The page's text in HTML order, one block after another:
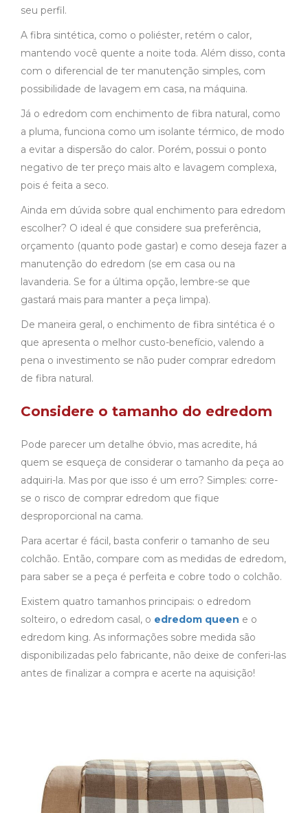
seu perfil.
A fibra sintética, como o poliéster, retém o calor,
mantendo você quente a noite toda. Além disso, conta
com o diferencial de ter manutenção simples, com
possibilidade de lavagem em casa, na máquina.
Já o edredom com enchimento de fibra natural, como
a pluma, funciona como um isolante térmico, de modo
a evitar a dispersão do calor. Porém, possui o ponto
negativo de ter preço mais alto e lavagem complexa,
pois é feita a seco.
Ainda em dúvida sobre qual enchimento para edredom
escolher? O ideal é que considere sua preferência,
orçamento (quanto pode gastar) e como deseja fazer a
manutenção do edredom (se em casa ou na
lavanderia. Se for a última opção, lembre-se que
gastará mais para manter a peça limpa).
De maneira geral, o enchimento de fibra sintética é o
que apresenta o melhor custo-benefício, valendo a
pena o investimento se não puder comprar edredom
de fibra natural.
Considere o tamanho do edredom
Pode parecer um detalhe óbvio, mas acredite, há
quem se esqueça de considerar o tamanho da peça ao
adquiri-la. Mas por que isso é um erro? Simples: corre-
se o risco de comprar edredom que fique
desproporcional na cama.
Para acertar é fácil, basta conferir o tamanho de seu
colchão. Então, compare com as medidas de edredom,
para saber se a peça é perfeita e cobre todo o colchão.
Existem quatro tamanhos principais: o edredom
solteiro, o edredom casal, o edredom queen e o
edredom king. As informações sobre medida são
disponibilizadas pelo fabricante, não deixe de conferi-las
antes de finalizar a compra e acerte na aquisição!